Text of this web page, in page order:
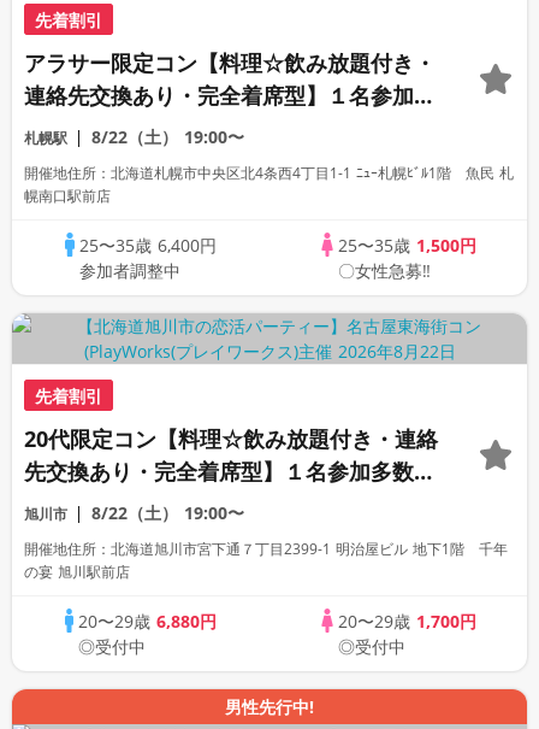
先着割引
アラサー限定コン【料理☆飲み放題付き・
連絡先交換あり・完全着席型】１名参加多
数・初参加も大歓迎☆プレイワークス主催
☆
札幌駅 8/22（土） 19:00〜
開催地住所：北海道札幌市中央区北4条西4丁目1-1 ﾆｭｰ札幌ﾋﾞﾙ1階 魚民 札
幌南口駅前店
25〜35歳 6,400円
参加者調整中
25〜35歳 1,500円
〇女性急募‼
先着割引
20代限定コン【料理☆飲み放題付き・連絡
先交換あり・完全着席型】１名参加多数・
初参加も大歓迎☆
旭川市 8/22（土） 19:00〜
開催地住所：北海道旭川市宮下通７丁目2399-1 明治屋ビル 地下1階 千年
の宴 旭川駅前店
20〜29歳6,880円
◎受付中
20〜29歳 1,700円
◎受付中
男性先行中!